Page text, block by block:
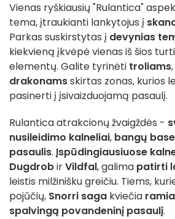
Vienas ryškiausių "Rulantica"
tema, įtraukianti lankytojus į
Parkas suskirstytas į devynias
kiekvieną įkvėpė vienas iš šios
elementų. Galite tyrinėti troliams,
drakonamsskirtas zonas, kurios
pasinerti į įsivaizduojamą pasaulį.
Rulantica atrakcionų žvaigždės -
nusileidimo kalneliai, bangų
pasaulis. Įspūdingiausiuose
DugdrobirVildfal, galima patirti
leistis milžinišku greičiu. Tiems,
pojūčių, Snorri saga kviečia
spalvingą povandeninį pasaulį.